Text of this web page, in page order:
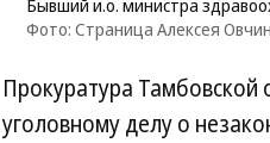
Бывший и.о. министра
Фото: Страница Алексея
Прокуратура Тамбовской
уголовному делу о